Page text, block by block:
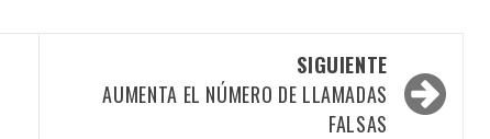
SIGUIENTE
AUMENTA EL NÚMERO DE LLAMADAS
FALSAS